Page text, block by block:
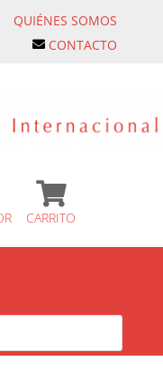
QUIÉNES SOMOS
CONTACTO

CARRITO